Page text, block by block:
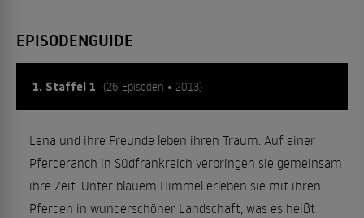
EPISODENGUIDE
1. Staffel 1 (26 Episoden • 2013)
Lena und ihre Freunde leben ihren Traum: Auf einer
Pferderanch in Südfrankreich verbringen sie gemeinsam
ihre Zeit. Unter blauem Himmel erleben sie mit ihren
Pferden in wunderschöner Landschaft, was es heißt